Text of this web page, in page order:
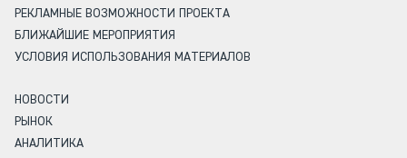
РЕКЛАМНЫЕ ВОЗМОЖНОСТИ ПРОЕКТА
БЛИЖАЙШИЕ МЕРОПРИЯТИЯ
УСЛОВИЯ ИСПОЛЬЗОВАНИЯ МАТЕРИАЛОВ
НОВОСТИ
РЫНОК
АНАЛИТИКА